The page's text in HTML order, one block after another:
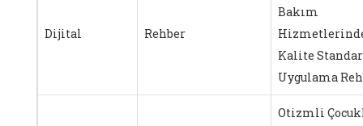
Dijital Rehber
Bakım
Kalite
Uygulama
Otizmli